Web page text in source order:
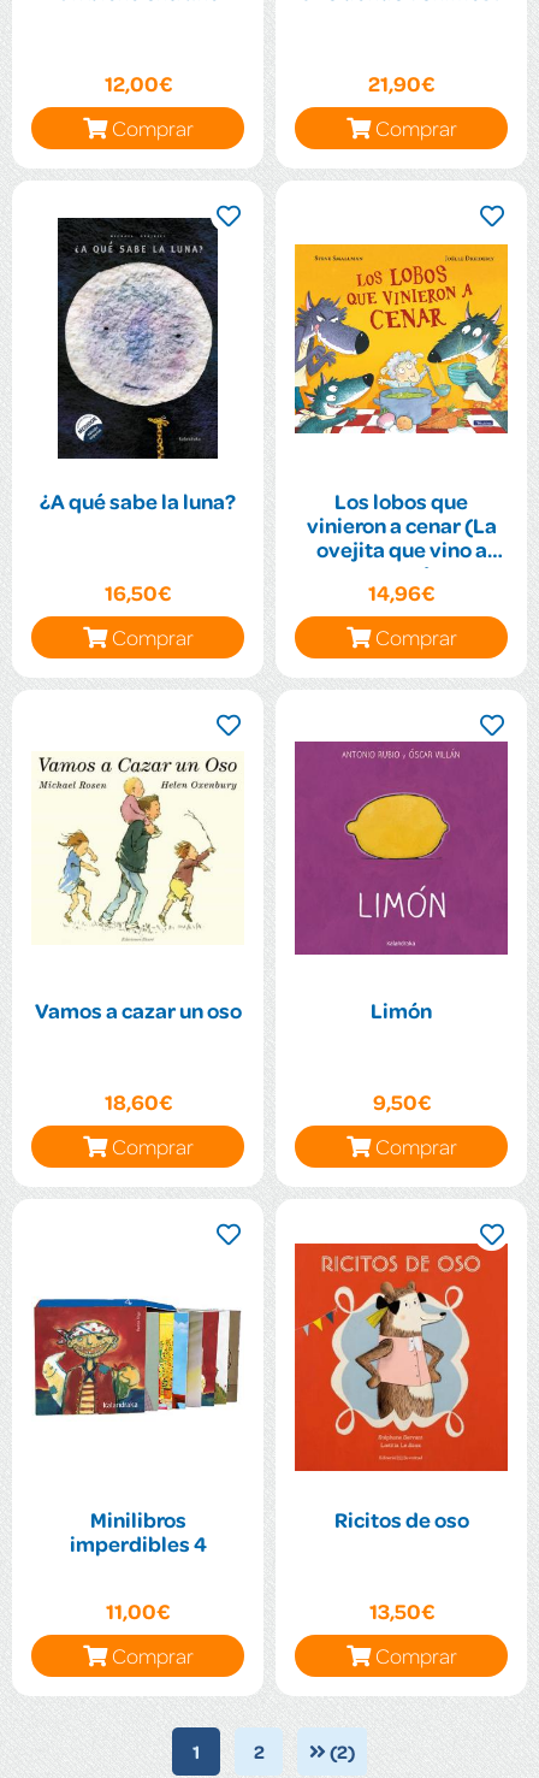
12,00€
Comprar
21,90€
Comprar
¿A qué sabe la luna?
16,50€
Comprar
Los lobos que
vinieron a cenar (La
ovejita que vino a
cenar)
14,96€
Comprar
Vamos a cazar un oso
18,60€
Comprar
Limón
9,50€
Comprar
Minilibros
imperdibles 4
11,00€
Comprar
Ricitos de oso
13,50€
Comprar
1 2 (2)